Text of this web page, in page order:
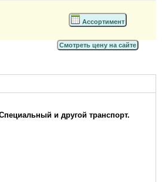
Ассортимент
Смотреть цену на сайте
и другой транспорт.